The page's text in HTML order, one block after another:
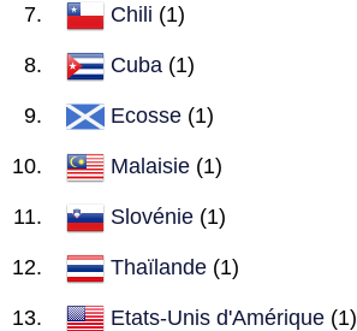
Chili (1)
Cuba (1)
Ecosse (1)
Malaisie (1)
Slovénie (1)
Thaïlande (1)
Etats-Unis d'Amérique (1)